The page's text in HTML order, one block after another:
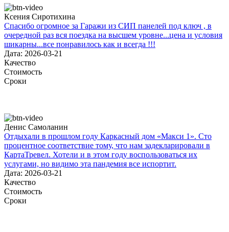
Ксения Сиротихина
Спасибо огромное за Гаражи из СИП панелей под ключ , в
очередной раз вся поездка на высшем уровне...цена и условия
шикарны...все понравилось как и всегда !!!
Дата: 2026-03-21
Качество
Стоимость
Сроки
Денис Самоланин
Отдыхали в прошлом году Каркасный дом «Макси 1». Сто
процентное соответствие тому, что нам задекларировали в
КартаТревел. Хотели и в этом году воспользоваться их
услугами, но видимо эта пандемия все испортит.
Дата: 2026-03-21
Качество
Стоимость
Сроки